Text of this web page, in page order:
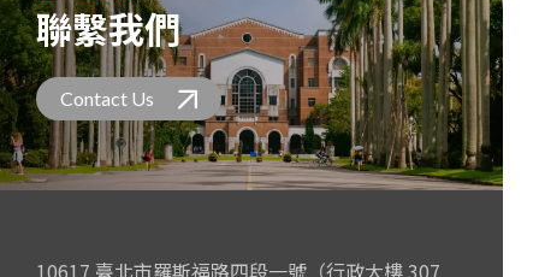
聯繫我們
Contact Us